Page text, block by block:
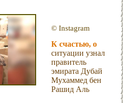
© Instagram
К счастью, о
ситуации узнал
правитель
эмирата Дубай
Мухаммед бен
Рашид Аль